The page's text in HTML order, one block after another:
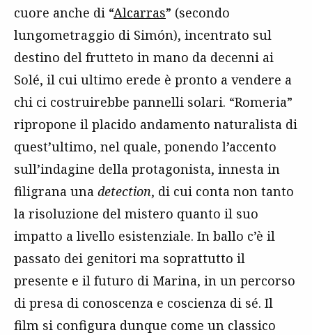
cuore anche di “Alcarras” (secondo
lungometraggio di Simón), incentrato sul
destino del frutteto in mano da decenni ai
Solé, il cui ultimo erede è pronto a vendere a
chi ci costruirebbe pannelli solari. “Romeria”
ripropone il placido andamento naturalista di
quest’ultimo, nel quale, ponendo l’accento
sull’indagine della protagonista, innesta in
filigrana una detection, di cui conta non tanto
la risoluzione del mistero quanto il suo
impatto a livello esistenziale. In ballo c’è il
passato dei genitori ma soprattutto il
presente e il futuro di Marina, in un percorso
di presa di conoscenza e coscienza di sé. Il
film si configura dunque come un classico